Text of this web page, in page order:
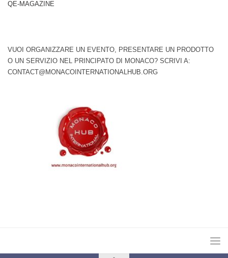
QE-MAGAZINE
VUOI ORGANIZZARE UN EVENTO, PRESENTARE UN PRODOTTO
O UN SERVIZIO NEL PRINCIPATO DI MONACO? SCRIVI A:
CONTACT@MONACOINTERNATIONALHUB.ORG